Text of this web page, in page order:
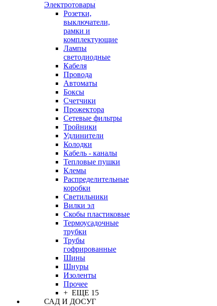
Электротовары
Розетки,
выключатели,
рамки и
комплектующие
Лампы
светодиодные
Кабеля
Провода
Автоматы
Боксы
Счетчики
Прожектора
Сетевые фильтры
Тройники
Удлинители
Колодки
Кабель - каналы
Тепловые пушки
Клемы
Распределительные
коробки
Светильники
Вилки эл
Скобы пластиковые
Термоусадочные
трубки
Трубы
гофрированные
Шины
Шнуры
Изоленты
Прочее
+ ЕЩЕ 15
САД И ДОСУГ